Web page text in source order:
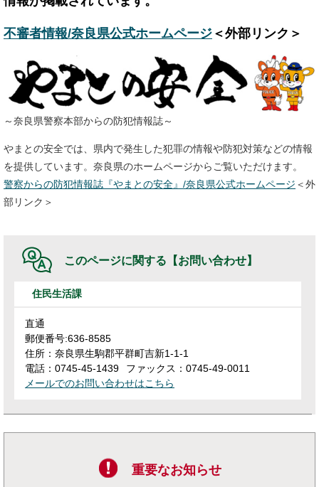
不審者情報/奈良県公式ホームページ​ ＜外部リンク＞
～奈良県警察本部からの防犯情報誌～
やまとの安全では、県内で発生した犯罪の情報や防犯対策などの情報
を提供しています。奈良県のホームページからご覧いただけます。
警察からの防犯情報誌『やまとの安全』/奈良県公式ホームページ​ ＜外
部リンク＞
このページに関する 【お問い合わせ】
住民生活課
直通
郵便番号:636-8585
住所：奈良県生駒郡平群町吉新1-1-1
電話：0745-45-1439
ファックス：0745-49-0011
メールでのお問い合わせはこちら
重要なお知らせ